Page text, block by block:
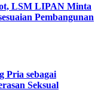
LSM LIPAN Minta
Pembangunan
Pria sebagai
Seksual